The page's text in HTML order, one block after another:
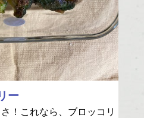
ー
！これなら、ブロッコリ